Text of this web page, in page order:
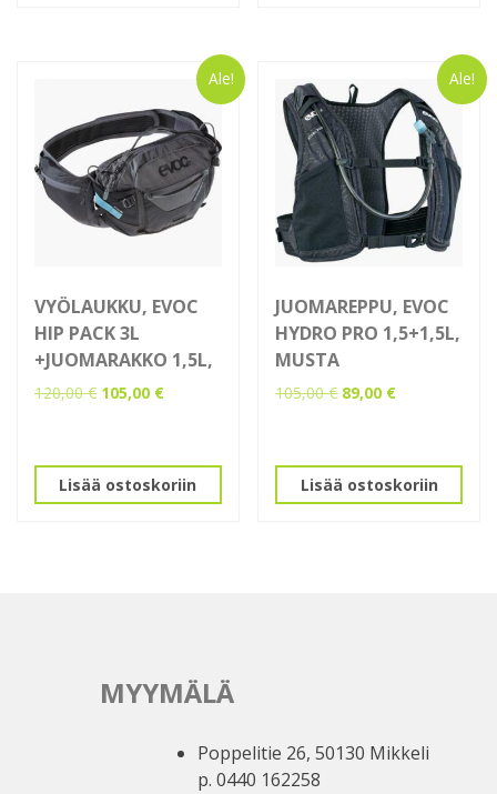
Ale!
VYÖLAUKKU, EVOC
HIP PACK 3L
+JUOMARAKKO 1,5L,
120,00€ Alkuperäinen
105,00 €Nykyinen
Lisää ostoskoriin
Ale!
JUOMAREPPU, EVOC
HYDRO PRO 1,5+1,5L,
MUSTA
105,00€ Alkuperäinen
89,00 €Nykyinen
Lisää ostoskoriin
MYYMÄLÄ
Poppelitie 26, 50130 Mikkeli
p. 0440 162258